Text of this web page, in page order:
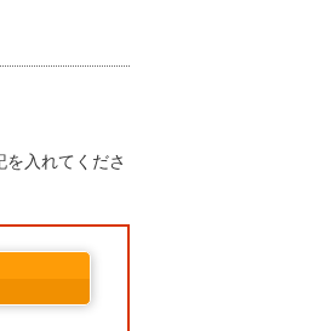
入れてくださ